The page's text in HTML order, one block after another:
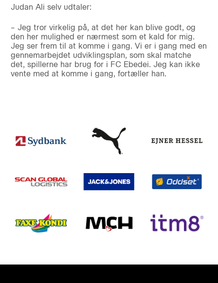
Judan Ali selv udtaler:
– Jeg tror virkelig på, at det her kan blive godt, og
den her mulighed er nærmest som et kald for mig.
Jeg ser frem til at komme i gang. Vi er i gang med en
gennemarbejdet udviklingsplan, som skal matche
det, spillerne har brug for i FC Ebedei. Jeg kan ikke
vente med at komme i gang, fortæller han.